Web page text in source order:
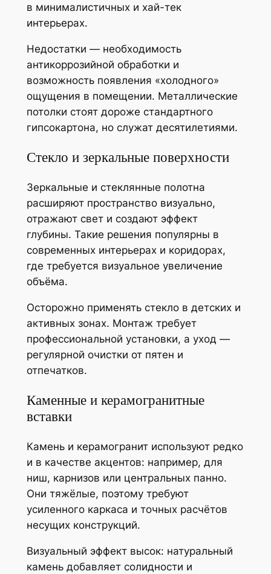
в минималистичных и хай-тек
интерьерах.
Недостатки — необходимость
антикоррозийной обработки и
возможность появления «холодного»
ощущения в помещении. Металлические
потолки стоят дороже стандартного
гипсокартона, но служат десятилетиями.
Стекло и зеркальные поверхности
Зеркальные и стеклянные полотна
расширяют пространство визуально,
отражают свет и создают эффект
глубины. Такие решения популярны в
современных интерьерах и коридорах,
где требуется визуальное увеличение
объёма.
Осторожно применять стекло в детских и
активных зонах. Монтаж требует
профессиональной установки, а уход —
регулярной очистки от пятен и
отпечатков.
Каменные и керамогранитные
вставки
Камень и керамогранит используют редко
и в качестве акцентов: например, для
ниш, карнизов или центральных панно.
Они тяжёлые, поэтому требуют
усиленного каркаса и точных расчётов
несущих конструкций.
Визуальный эффект высок: натуральный
камень добавляет солидности и